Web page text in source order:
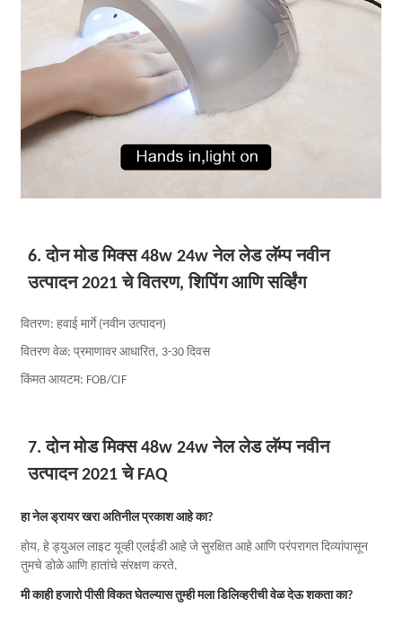
6. दोन मोड मिक्स 48w 24w नेल लेड लॅम्प नवीन
उत्पादन 2021 चे वितरण, शिपिंग आणि सर्व्हिंग
वितरण: हवाई मार्गे (नवीन उत्पादन)
वितरण वेळ: प्रमाणावर आधारित, 3-30 दिवस
किंमत आयटम: FOB/CIF
7. दोन मोड मिक्स 48w 24w नेल लेड लॅम्प नवीन
उत्पादन 2021 चे FAQ
हा नेल ड्रायर खरा अतिनील प्रकाश आहे का?
होय, हे ड्युअल लाइट यूव्ही एलईडी आहे जे सुरक्षित आहे आणि परंपरागत दिव्यांपासून
तुमचे डोळे आणि हातांचे संरक्षण करते.
मी काही हजारो पीसी विकत घेतल्यास तुम्ही मला डिलिव्हरीची वेळ देऊ शकता का?